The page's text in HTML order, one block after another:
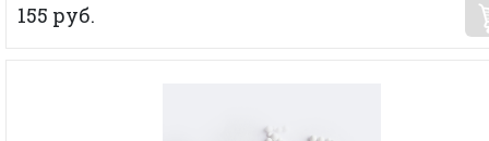
155 руб.